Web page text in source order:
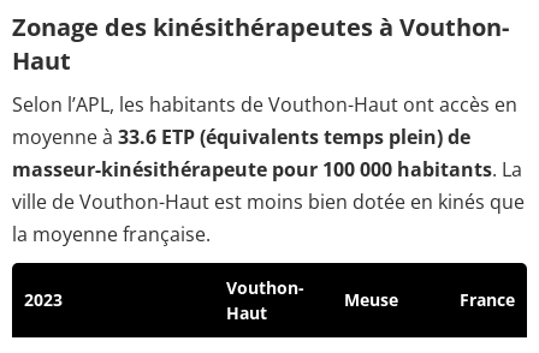
Zonage des kinésithérapeutes à Vouthon-
Haut
Selon l’APL, les habitants de Vouthon-Haut ont accès en
moyenne à 33.6 ETP (équivalents temps plein) de
masseur-kinésithérapeute pour 100 000 habitants. La
ville de Vouthon-Haut est moins bien dotée en kinés que
la moyenne française.
2023
Vouthon-
Haut
Meuse France